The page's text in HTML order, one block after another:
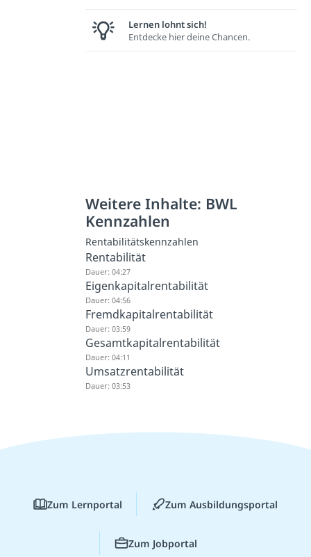
Lernen lohnt sich!
Entdecke hier deine Chancen.
Weitere Inhalte: BWL
Kennzahlen
Rentabilitätskennzahlen
Rentabilität
Dauer: 04:27
Eigenkapitalrentabilität
Dauer: 04:56
Fremdkapitalrentabilität
Dauer: 03:59
Gesamtkapitalrentabilität
Dauer: 04:11
Umsatzrentabilität
Dauer: 03:53
Zum Lernportal Zum Ausbildungsportal
Zum Jobportal